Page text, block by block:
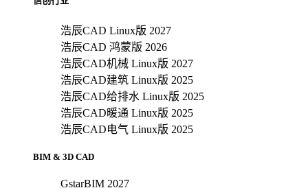
浩辰CAD Linux版 2027
浩辰CAD 鸿蒙版 2026
浩辰CAD机械 Linux版 2027
浩辰CAD建筑 Linux版 2025
浩辰CAD给排水 Linux版 2025
浩辰CAD暖通 Linux版 2025
浩辰CAD电气 Linux版 2025
BIM & 3D CAD
GstarBIM 2027